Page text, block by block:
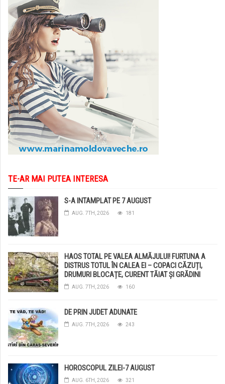
TE-AR MAI PUTEA INTERESA
S-A INTAMPLAT PE 7 AUGUST
AUG. 7TH, 2026 181
HAOS TOTAL PE VALEA ALMĂJULUI! FURTUNA A
DISTRUS TOTUL ÎN CALEA EI – COPACI CĂZUȚI,
DRUMURI BLOCAȚE, CURENT TĂIAT ȘI GRĂDINI
DISTRUSE DE GRINDINĂ!
AUG. 7TH, 2026 160
DE PRIN JUDET ADUNATE
AUG. 7TH, 2026 243
HOROSCOPUL ZILEI-7 AUGUST
AUG. 6TH, 2026 321